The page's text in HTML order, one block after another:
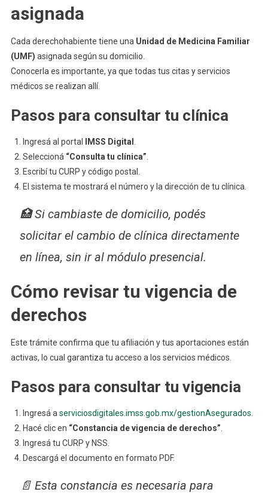
asignada
Cada derechohabiente tiene una Unidad de Medicina Familiar
(UMF) asignada según su domicilio.
Conocerla es importante, ya que todas tus citas y servicios
médicos se realizan allí.
Pasos para consultar tu clínica
Ingresá al portal IMSS Digital
Seleccioná “Consulta tu clínica”
Escribí tu CURP y código postal.
El sistema te mostrará el número y la dirección de tu clínica.
🏥 Si cambiaste de domicilio, podés
solicitar el cambio de clínica directamente
en línea, sin ir al módulo presencial.
Cómo revisar tu vigencia de
derechos
Este trámite confirma que tu afiliación y tus aportaciones están
activas, lo cual garantiza tu acceso a los servicios médicos.
Pasos para consultar tu vigencia
Ingresá a serviciosdigitales.imss.gob.mx/gestionAsegurados
Hacé clic en “Constancia de vigencia de derechos”
Ingresá tu CURP y NSS.
Descargá el documento en formato PDF.
📄 Esta constancia es necesaria para